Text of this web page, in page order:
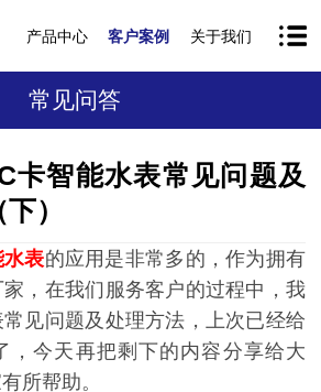
产品中心 客户案例 关于我们
常见问答
卡智能水表常见问题及
）
水表的应用是非常多的，作为拥有
，在我们服务客户的过程中，我
见问题及处理方法，上次已经给
，今天再把剩下的内容分享给大
所帮助。